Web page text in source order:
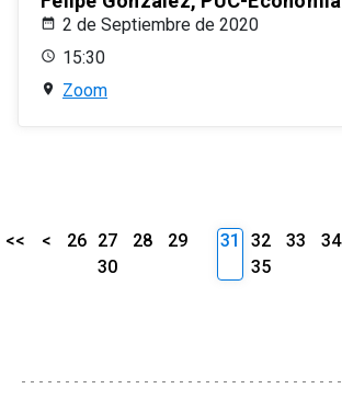
2 de Septiembre de 2020
15:30
Zoom
<< < 26 27 28
29
30
31 32 33
34
35